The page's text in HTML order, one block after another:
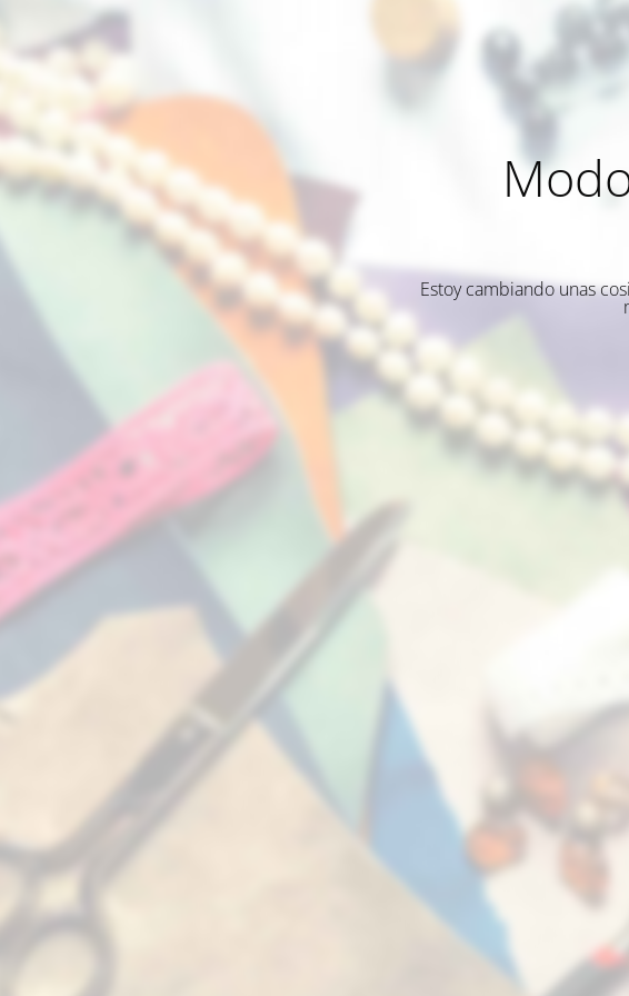
Estoy cambiando unas